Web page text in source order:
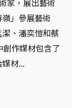
家，展出藝術
」參展藝術
、潘奕愷和蔡
作媒材包含了
材...